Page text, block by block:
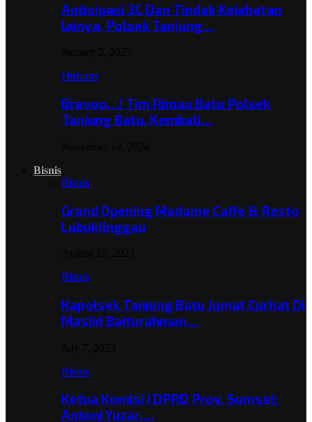
Antisipasi 3C Dan Tindak Kejahatan
lainya, Polsek Tanjung…
Hukum
Bravoo…! Tim Rimau Batu Polsek
Tanjung Batu, Kembali…
Bisnis
Bisnis
Grand Opening Madame Caffe & Resto
Lubuklinggau
Bisnis
Kapolsek Tanjung Batu Jumat Curhat Di
Masjid Baiturahman…
Bisnis
Ketua Komisi I DPRD Prov. Sumsel;
Antoni Yuzar,…